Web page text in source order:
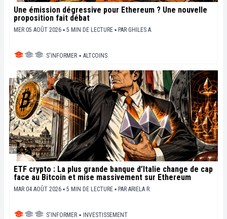
Une émission dégressive pour Ethereum ? Une nouvelle
proposition fait débat
MER 05 AOÛT 2026 ▪ 5 MIN DE LECTURE ▪ PAR GHILES A.
S'INFORMER ▪ ALTCOINS
ETF crypto : La plus grande banque d’Italie change de cap
face au Bitcoin et mise massivement sur Ethereum
MAR 04 AOÛT 2026 ▪ 5 MIN DE LECTURE ▪ PAR ARIELA R.
S'INFORMER ▪ INVESTISSEMENT